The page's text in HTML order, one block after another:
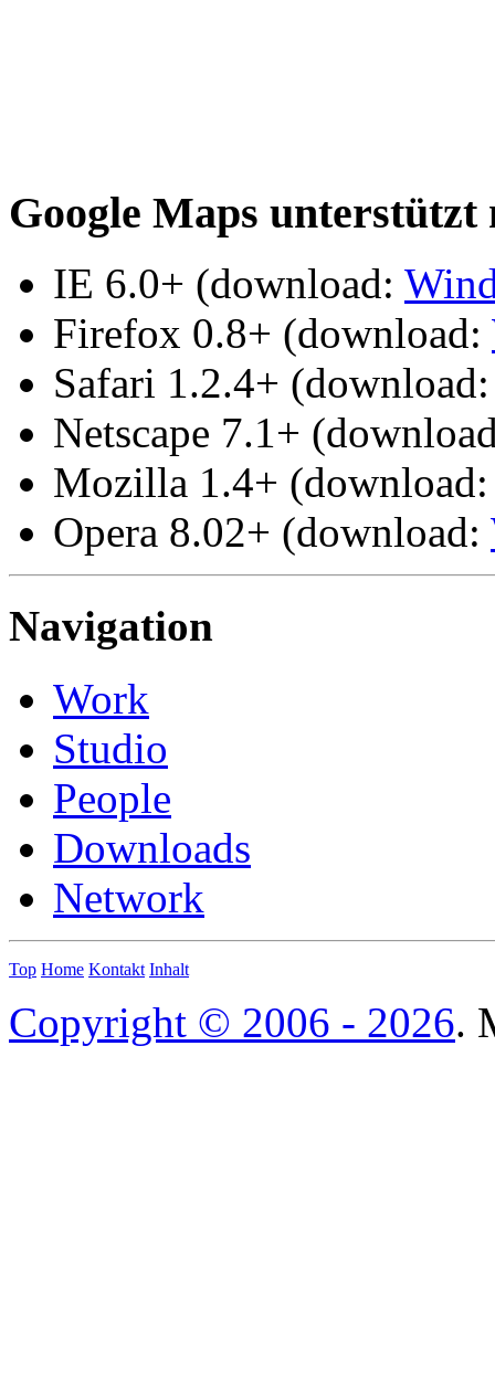
Google Maps
IE 6.0+ (download:
Firefox 0.8+ (download:
Safari 1.2.4+
Netscape 7.1+
Mozilla 1.4+
Opera 8.02+ (download:
Navigation
Work
Studio
People
Downloads
Network
Top Home Kontakt Inhalt
Copyright © 2006 - 2026.